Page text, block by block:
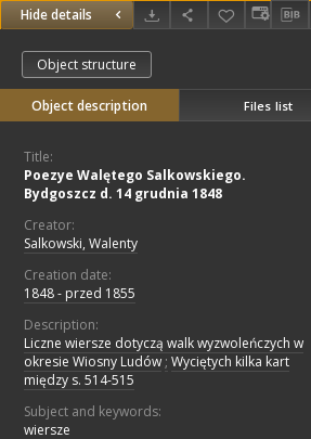
Hide details
Object structure
Object description Files list
Title:
Poezye Walętego Salkowskiego.
Bydgoszcz d. 14 grudnia 1848
Creator:
Salkowski, Walenty
Creation date:
1848 - przed 1855
Description:
Liczne wiersze dotyczą walk wyzwoleńczych w
okresie Wiosny Ludów ; Wyciętych kilka kart
między s. 514-515
Subject and keywords:
wiersze